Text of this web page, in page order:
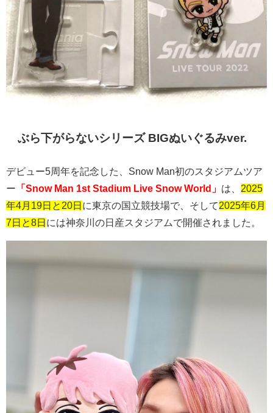
ぶら下がらないシリーズBIGぬいぐるみver.
デビュー5周年を記念した、 Snow Man初のスタジアムツア
ー 「Snow Man 1st Stadium Live Snow World」 は、 2025
年4月19日と20日 に東京の国立競技場で、そして2025年6月
7日と8日 には神奈川の日産スタジアムで開催されました。